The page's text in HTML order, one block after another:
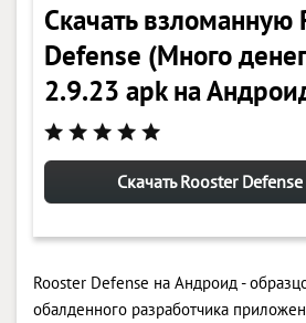
Скачать взломанную
Defense (Много
2.9.23 apk на
Скачать Rooster
Rooster Defense на Андроид -
обалденного разработчика